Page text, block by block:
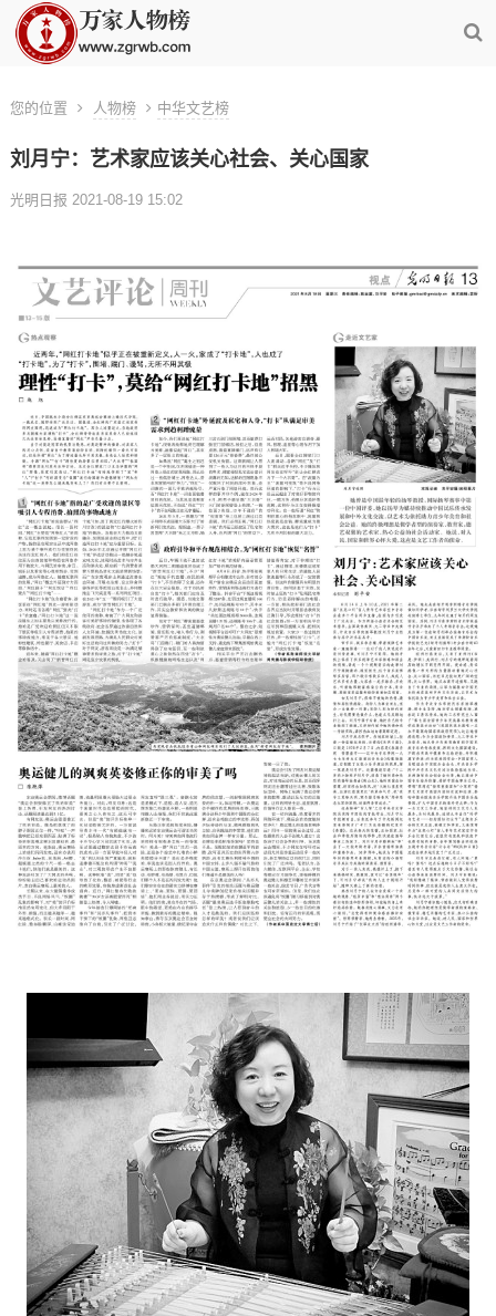
您的位置 人物榜 中华文艺榜
刘月宁：艺术家应该关心社会、关心国家
光明日报 2021-08-19 15:02